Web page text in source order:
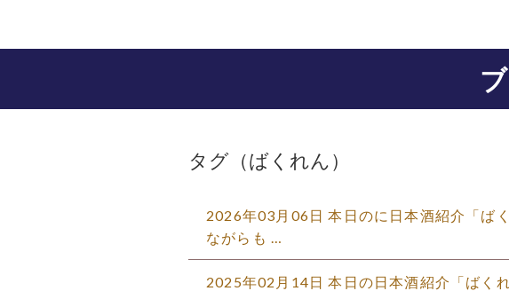
タグ（ばくれん）
2026年03月06日 本日のに日本酒紹介「ば
ながらも …
2025年02月14日 本日の日本酒紹介「ばく